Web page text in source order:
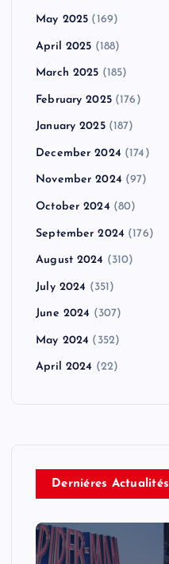
May 2025 (169)
April 2025 (188)
March 2025 (185)
February 2025(176)
January 2025(187)
December 2024 (174)
November 2024 (97)
October 2024 (80)
September 2024 (176)
August 2024 (310)
July 2024 (351)
June 2024 (307)
May 2024 (352)
April 2024 (22)
Derniéres Actualités